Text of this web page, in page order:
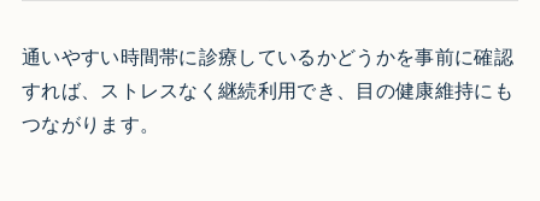
通いやすい時間帯に診療しているかどうかを事前に確認
すれば、ストレスなく継続利用でき、目の健康維持にも
つながります。